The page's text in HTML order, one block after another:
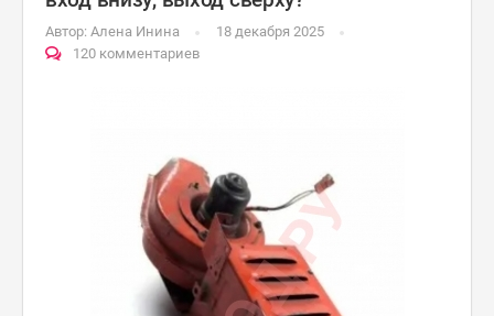
Автор: Алена Инина
18 декабря 2025
120 комментариев